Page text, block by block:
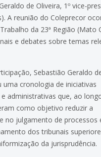
de Oliveira, 1º vice-
A reunião do Coleprecor
da 23ª Região (Mato
e debates sobre temas
Sebastião Geraldo
uma cronologia de iniciativas
e administrativas que, ao
como objetivo reduzir a
no julgamento de processos
dos tribunais
da jurisprudência.